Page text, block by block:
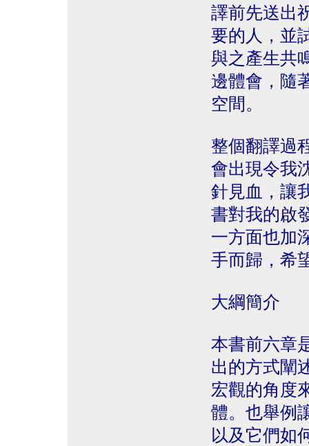
譯前先送出
要的人，並
與之產生共
邊體會，隨
空間。
整個翻譯過
會出現令我
針見血，讓
書對我的啟
一方面也加
手而歸，希
大綱簡介
本書前六章
出的方式闡
宏觀的角度
體。也舉例
以及它們如